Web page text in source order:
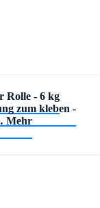
Rolle - 6 kg
zum kleben -
Mehr